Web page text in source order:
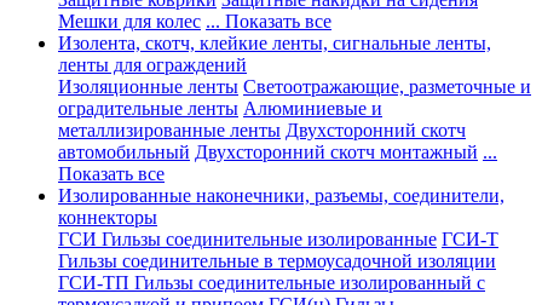
Мешки для колес ... Показать все
Изолента, скотч, клейкие ленты, сигнальные ленты,
ленты для ограждений
Изоляционные ленты Светоотражающие, разметочные и
оградительные ленты Алюминиевые и
металлизированные ленты Двухсторонний скотч
автомобильный Двухсторонний скотч монтажный ...
Показать все
Изолированные наконечники, разъемы, соединители,
коннекторы
ГСИ Гильзы соединительные изолированные ГСИ-Т
Гильзы соединительные в термоусадочной изоляции
ГСИ-ТП Гильзы соединительные изолированный с